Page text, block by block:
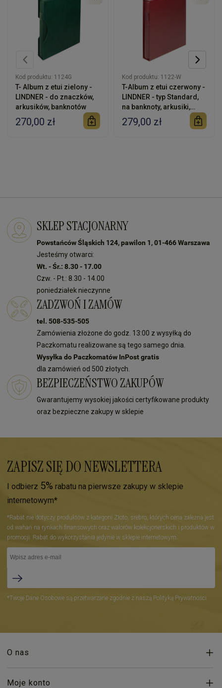
Kod produktu: 1124G
T- Album z etui zielony -
LINDNER - do znaczków,
arkusików, banknotów
270,00 zł
Kod produktu: 1122-W
T-Album z etui czerwony -
LINDNER - typ Standard,
na banknoty, arkusiki,
znaczki
279,00 zł
SKLEP STACJONARNY
Powstańców Śląskich 124, pawilon 1, 01-466 Warszawa
Jesteśmy otwarci:
Wt. - Śr.: 8.30 - 17.00
Czw. - Pt.: 8.30 - 14.00
poniedziałek nieczynne
ZADZWOŃ I ZAMÓW
tel. 508-535-505
Zamówienia złożone do godz. 13:00 z wysyłką do
Paczkomatu realizowane są tego samego dnia.
Wysyłka do Paczkomatów InPost gratis
dla zamówień od 500 złotych.
BEZPIECZEŃSTWO ZAKUPÓW
Gwarantujemy wysokiej jakości certyfikowane produkty
oraz bezpieczne zakupy w sklepie
ZAPISZ SIĘ DO NEWSLETTERA
I odbierz 5% rabatu na pierwsze zakupy w sklepie
internetowym*
*Rabat nie dotyczy produktów z kategorii Złoto, srebro, których cena zależna jest
od wahań na rynkach finansowych oraz walorów kolekcjonerskich i produktów w
promocji. Rabat do wykorzystania jedynie w sklepie internetowym.
*Twoje Dane Osobowe są przetwarzane zgodnie z naszą Polityką Prywatności.
O nas
Moje konto